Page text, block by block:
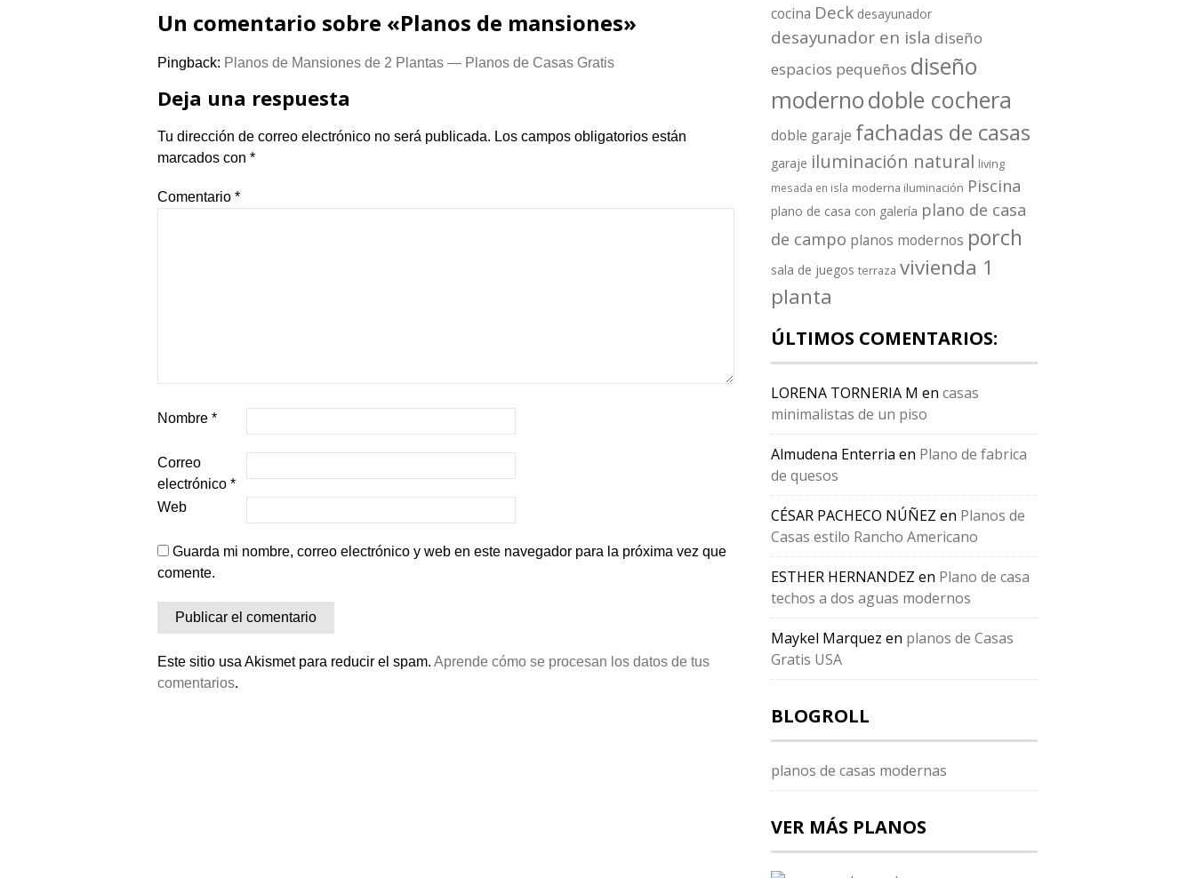
Un comentario sobre «Planos de mansiones»
Pingback: Planos de Mansiones de 2 Plantas — Planos de Casas Gratis
Deja una respuesta
Tu dirección de correo electrónico no será publicada. Los campos obligatorios están
marcados con *
Comentario *
Nombre *
Correo
electrónico *
Web
Guarda mi nombre, correo electrónico y web en este navegador para la próxima vez que
comente.
Este sitio usa Akismet para reducir el spam. Aprende cómo se procesan los datos de tus
comentarios.
cocina Deck desayunador
desayunador en isla diseño
espacios pequeños diseño
modernodoble cochera
doble garaje fachadas de casas
garaje iluminación natural living
mesada en isla moderna iluminación Piscina
plano de casa con galería plano de casa
de campo planos modernos porch
sala de juegos terraza vivienda 1
planta
ÚLTIMOS COMENTARIOS:
LORENA TORNERIA M en casas
minimalistas de un piso
Almudena Enterria en Plano de fabrica
de quesos
CÉSAR PACHECO NÚÑEZ en Planos de
Casas estilo Rancho Americano
ESTHER HERNANDEZ en Plano de casa
techos a dos aguas modernos
Maykel Marquez en planos de Casas
Gratis USA
BLOGROLL
planos de casas modernas
VER MÁS PLANOS